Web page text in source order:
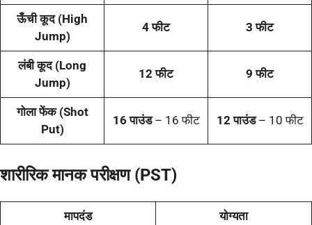
ऊँची कूद (High
Jump)
4 फीट 3 फीट
लंबी कूद (Long
Jump)
12 फीट 9 फीट
गोला फेंक (Shot
Put)
16 पाउंड– 16 फीट 12 पाउंड– 10 फीट
शारीरिक मानक परीक्षण (PST)
मापदंड योग्यता